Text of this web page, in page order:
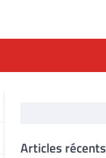
Articles récents